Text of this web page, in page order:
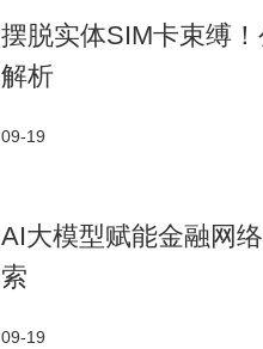
摆脱实体SIM卡束缚
解析
09-19
AI大模型赋能金融网
索
09-19